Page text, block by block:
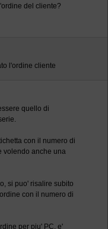
del cliente?
l'ordine cliente
quello di
con il numero di
volendo anche una
si puo' risalire subito
con il numero di
per piu' PC, e'